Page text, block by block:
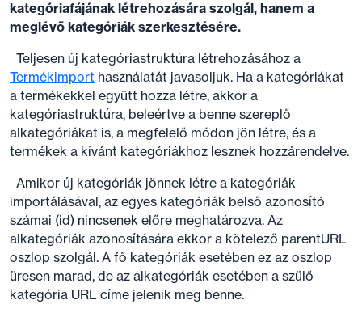
kategóriafájának létrehozására szolgál, hanem a
meglévő kategóriák szerkesztésére.
Teljesen új kategóriastruktúra létrehozásához a
Termékimport használatát javasoljuk. Ha a kategóriákat
a termékekkel együtt hozza létre, akkor a
kategóriastruktúra, beleértve a benne szereplő
alkategóriákat is, a megfelelő módon jön létre, és a
termékek a kívánt kategóriákhoz lesznek hozzárendelve.
Amikor új kategóriák jönnek létre a kategóriák
importálásával, az egyes kategóriák belső azonosító
számai (id) nincsenek előre meghatározva. Az
alkategóriák azonosítására ekkor a kötelező parentURL
oszlop szolgál. A fő kategóriák esetében ez az oszlop
üresen marad, de az alkategóriák esetében a szülő
kategória URL címe jelenik meg benne.